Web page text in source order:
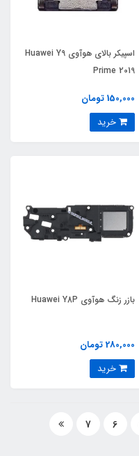
اسپیکر بالای هوآوی Huawei Y9
Prime 2019
150,000 تومان
بازر زنگ هوآوی Huawei Y8P
280,000 تومان
6
7